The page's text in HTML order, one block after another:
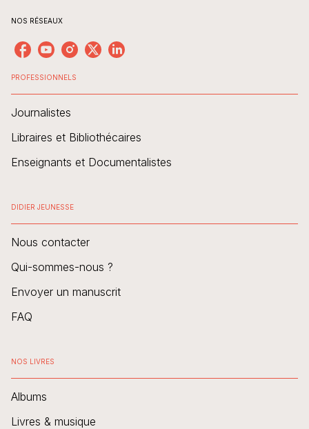
NOS RÉSEAUX
PROFESSIONNELS
Journalistes
Libraires et Bibliothécaires
Enseignants et Documentalistes
DIDIER JEUNESSE
Nous contacter
Qui-sommes-nous ?
Envoyer un manuscrit
FAQ
NOS LIVRES
Albums
Livres & musique